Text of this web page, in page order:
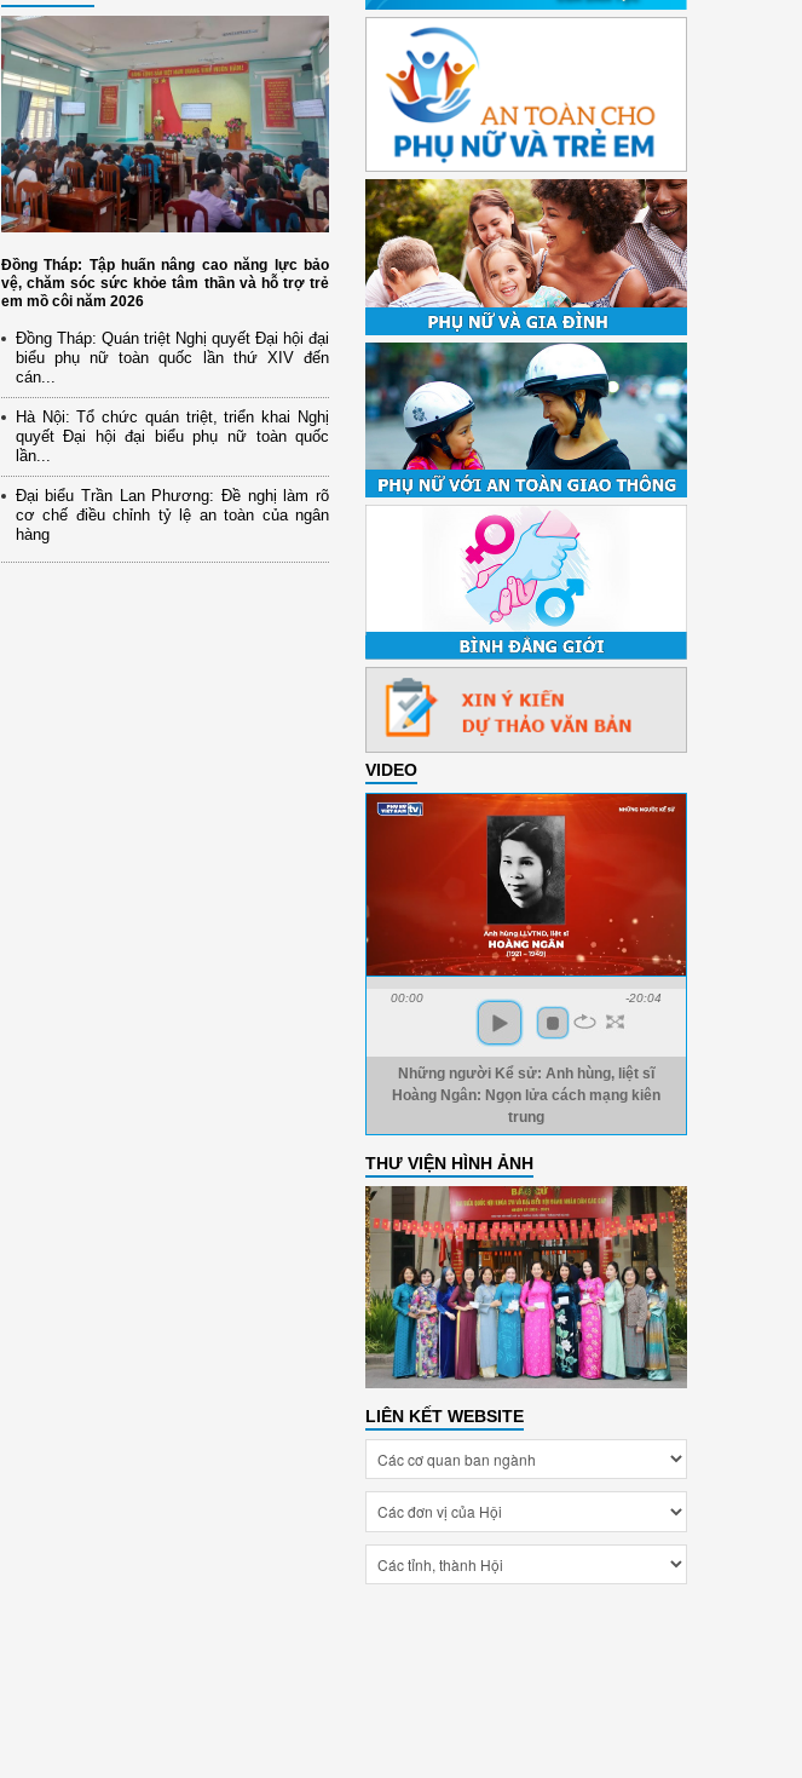
Đồng Tháp: Tập huấn nâng cao năng lực bảo
vệ, chăm sóc sức khỏe tâm thần và hỗ trợ trẻ
em mồ côi năm 2026
Đồng Tháp: Quán triệt Nghị quyết Đại hội đại
biểu phụ nữ toàn quốc lần thứ XIV đến
cán...
Hà Nội: Tổ chức quán triệt, triển khai Nghị
quyết Đại hội đại biểu phụ nữ toàn quốc
lần...
Đại biểu Trần Lan Phương: Đề nghị làm rõ
cơ chế điều chỉnh tỷ lệ an toàn của ngân
hàng
VIDEO
00:00 -20:04
Những người Kể sử: Anh hùng, liệt sĩ
Hoàng Ngân: Ngọn lửa cách mạng kiên
trung
THƯ VIỆN HÌNH ẢNH
LIÊN KẾT WEBSITE